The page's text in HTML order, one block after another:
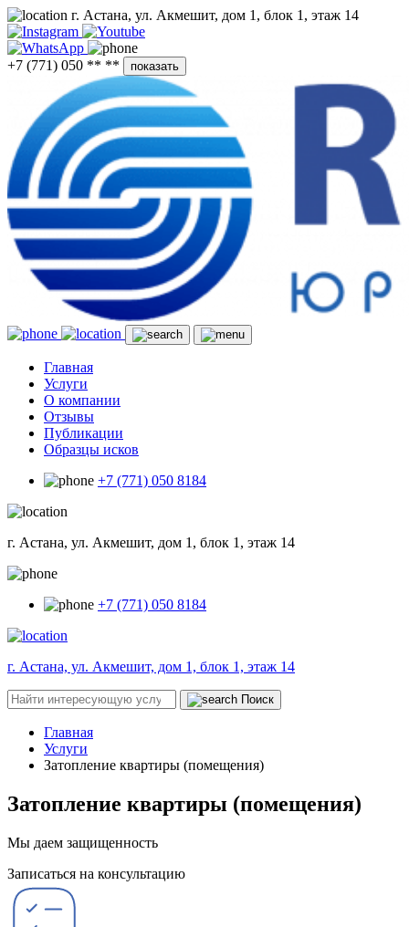
г. Астана, ул. Акмешит, дом 1, блок 1, этаж 14
+7 (771) 050 ** ** показать
Главная
Услуги
О компании
Отзывы
Публикации
Образцы исков
+7 (771) 050 8184
г. Астана, ул. Акмешит, дом 1, блок 1, этаж 14
+7 (771) 050 8184
г. Астана, ул. Акмешит, дом 1, блок 1, этаж 14
Поиск
Главная
Услуги
Затопление квартиры (помещения)
Затопление квартиры (помещения)
Мы даем защищенность
Записаться на консультацию